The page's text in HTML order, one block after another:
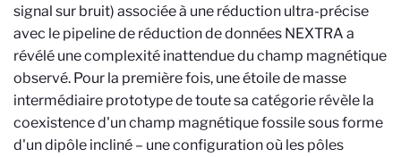
signal sur bruit) associée à une réduction ultra-précise
avec le pipeline de réduction de données NEXTRA a
révélé une complexité inattendue du champ magnétique
observé. Pour la première fois, une étoile de masse
intermédiaire prototype de toute sa catégorie révèle la
coexistence d'un champ magnétique fossile sous forme
d'un dipôle incliné – une configuration où les pôles